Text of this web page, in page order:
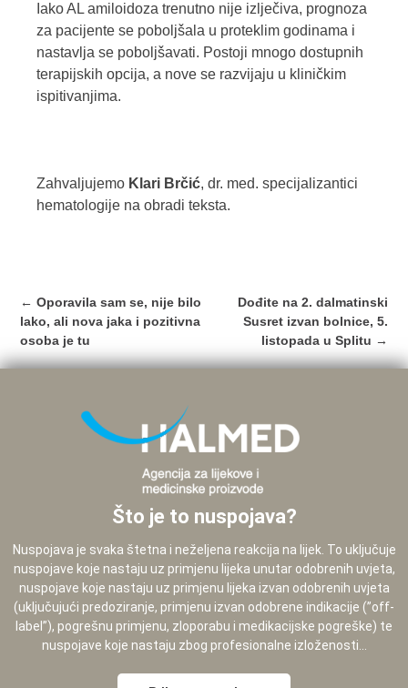
Iako AL amiloidoza trenutno nije izlječiva, prognoza
za pacijente se poboljšala u proteklim godinama i
nastavlja se poboljšavati. Postoji mnogo dostupnih
terapijskih opcija, a nove se razvijaju u kliničkim
ispitivanjima.
Zahvaljujemo Klari Brčić, dr. med. specijalizantici
hematologije na obradi teksta.
Post
navigation
← Oporavila sam se, nije bilo
lako, ali nova jaka i pozitivna
osoba je tu
Dođite na 2. dalmatinski
Susret izvan bolnice, 5.
listopada u Splitu →
Što je to nuspojava?
Nuspojava je svaka štetna i neželjena reakcija na lijek. To uključuje
nuspojave koje nastaju uz primjenu lijeka unutar odobrenih uvjeta,
nuspojave koje nastaju uz primjenu lijeka izvan odobrenih uvjeta
(uključujući predoziranje, primjenu izvan odobrene indikacije (”off-
label”), pogrešnu primjenu, zloporabu i medikacijske pogreške) te
nuspojave koje nastaju zbog profesionalne izloženosti...